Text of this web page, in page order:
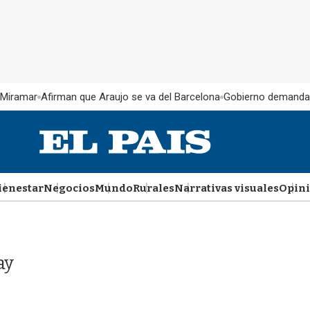
Afirman que Araujo se va del Barcelona Gobierno
NegociosMundoRuralesNarrativas visuales